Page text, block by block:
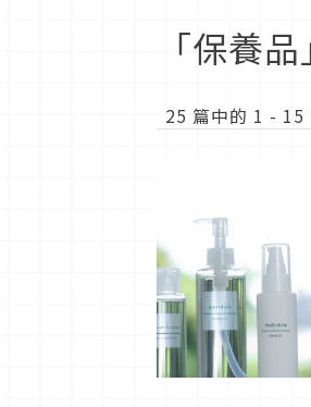
「保養
25 篇中的 1 - 15